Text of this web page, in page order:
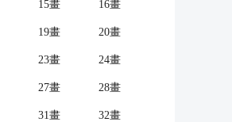
15畫 16畫
19畫 20畫
23畫 24畫
27畫 28畫
31畫 32畫